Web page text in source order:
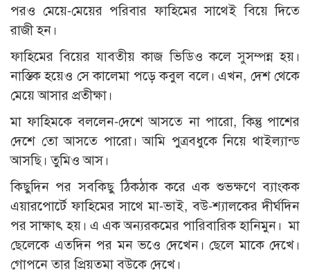
পরও মেয়ে-মেয়ের পরিবার ফাহিমের সাথেই বিয়ে দিতে
রাজী হন।
ফাহিমের বিয়ের যাবতীয় কাজ ভিডিও কলে সুসম্পন্ন হয়।
নাস্তিক হয়েও সে কালেমা পড়ে কবুল বলে। এখন, দেশ থেকে
মেয়ে আসার প্রতীক্ষা।
মা ফাহিমকে বললেন-দেশে আসতে না পারো, কিন্তু পাশের
দেশে তো আসতে পারো। আমি পুত্রবধুকে নিয়ে থাইল্যান্ড
আসছি। তুমিও আস।
কিছুদিন পর সবকিছু ঠিকঠাক করে এক শুভক্ষণে ব্যাংকক
এয়ারপোর্টে ফাহিমের সাথে মা-ভাই, বউ-শ্যালকের দীর্ঘদিন
পর সাক্ষাৎ হয়। এ এক অন্যরকমের পারিবারিক হানিমুন। মা
ছেলেকে এতদিন পর মন ভওে দেখেন। ছেলে মাকে দেখে।
গোপনে তার প্রিয়তমা বউকে দেখে।